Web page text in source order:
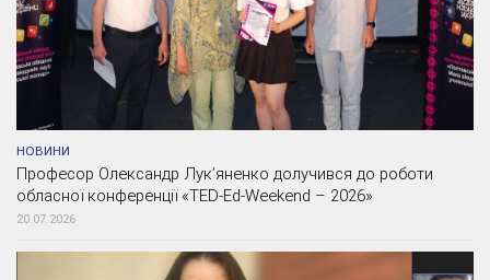
НОВИНИ
Професор Олександр Лук’яненко долучився до роботи
обласної конференції «TED-Ed-Weekend – 2026»
20.07.2026